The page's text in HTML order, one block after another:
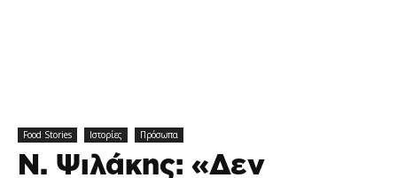
Food Stories Ιστορίες Πρόσωπα
Ν. Ψιλάκης: «Δεν